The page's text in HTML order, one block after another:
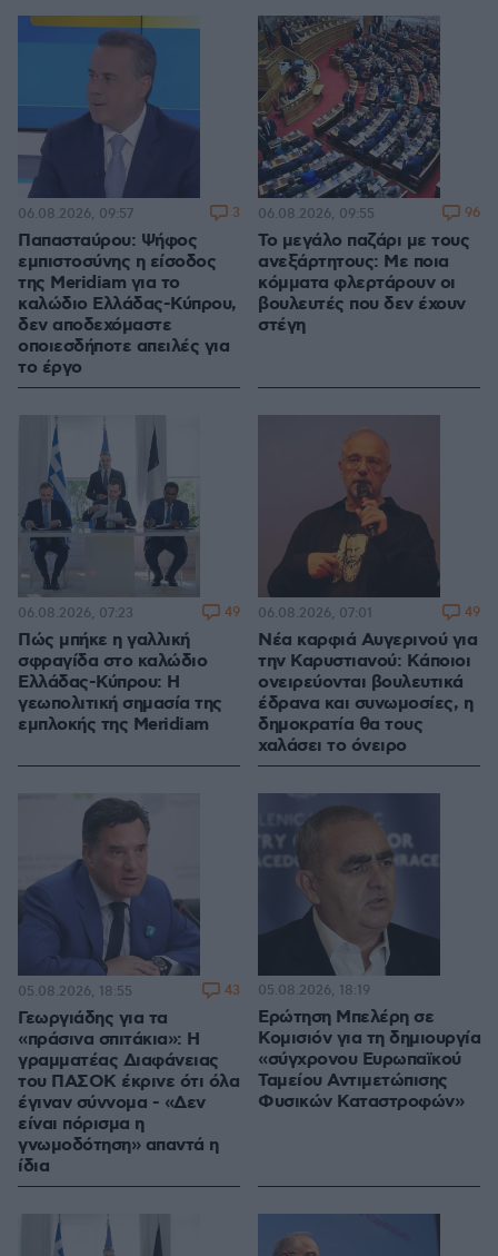
Παπασταύρου: Ψήφος
εμπιστοσύνης η είσοδος
της Meridiam για το
καλώδιο Ελλάδας-Κύπρου,
δεν αποδεχόμαστε
οποιεσδήποτε απειλές για
το έργο
06.08.2026, 09:57 3
Το μεγάλο παζάρι με τους
ανεξάρτητους: Με ποια
κόμματα φλερτάρουν οι
βουλευτές που δεν έχουν
στέγη
06.08.2026, 09:55 96
Πώς μπήκε η γαλλική
σφραγίδα στο καλώδιο
Ελλάδας-Κύπρου: Η
γεωπολιτική σημασία της
εμπλοκής της Meridiam
06.08.2026, 07:23 49
Νέα καρφιά Αυγερινού για
την Καρυστιανού: Kάποιοι
ονειρεύονται βουλευτικά
έδρανα και συνωμοσίες, η
δημοκρατία θα τους
χαλάσει το όνειρο
06.08.2026, 07:01 49
Γεωργιάδης για τα
«πράσινα σπιτάκια»: Η
γραμματέας Διαφάνειας
του ΠΑΣΟΚ έκρινε ότι όλα
έγιναν σύννομα - «Δεν
είναι πόρισμα η
γνωμοδότηση» απαντά η
ίδια
05.08.2026, 18:55 43
Ερώτηση Μπελέρη σε
Κομισιόν για τη δημιουργία
«σύγχρονου Ευρωπαϊκού
Ταμείου Αντιμετώπισης
Φυσικών Καταστροφών»
05.08.2026, 18:19